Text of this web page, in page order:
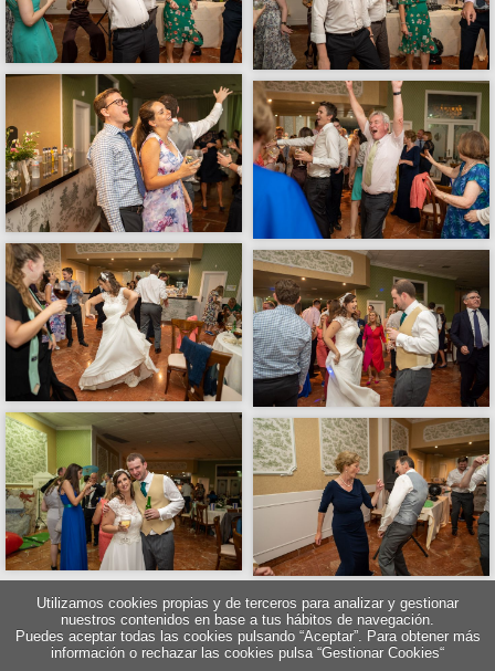
Utilizamos cookies propias y de terceros para analizar y gestionar
nuestros contenidos en base a tus hábitos de navegación.
Puedes aceptar todas las cookies pulsando “Aceptar”. Para obtener más
información o rechazar las cookies pulsa “Gestionar Cookies“